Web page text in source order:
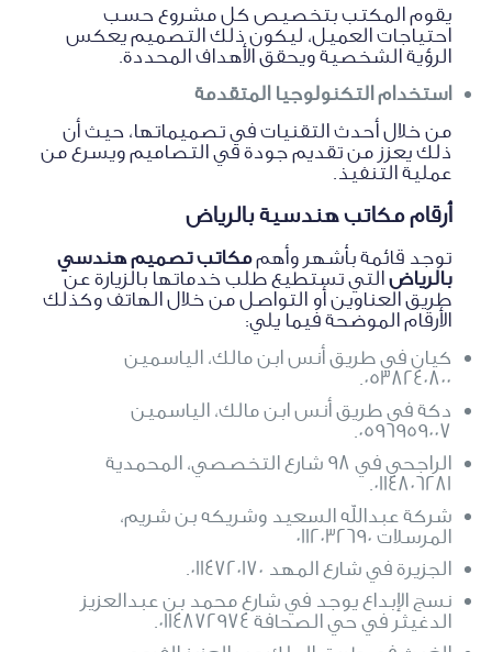
يقوم المكتب بتخصيص كل مشروع حسب
احتياجات العميل، ليكون ذلك التصميم يعكس
الرؤية الشخصية ويحقق الأهداف المحددة.
استخدام التكنولوجيا المتقدمة
من خلال أحدث التقنيات في تصميماتها، حيث أن
ذلك يعزز من تقديم جودة في التصاميم ويسرع من
عملية التنفيذ.
أرقام مكاتب هندسية بالرياض
توجد قائمة بأشهر وأهممكاتب تصميم هندسي
بالرياضالتي تستطيع طلب خدماتها بالزيارة عن
طريق العناوين أو التواصل من خلال الهاتف وكذلك
الأرقام الموضحة فيما يلي:
كيان في طريق أنس ابن مالك، الياسمين
0538240800.
دكة فى طريق أنس ابن مالك، الياسمين
0596959007.
الراجحي في 98 شارع التخصصي، المحمدية
0114806281.
شركة عبدالله السعيد وشريكه بن شريم،
المرسلات 0112032690
الجزيرة في شارع المهد 0114720170.
نسج الإبداع يوجد في شارع محمد بن عبدالعزيز
الدغيثر في حي الصحافة 0114872974.